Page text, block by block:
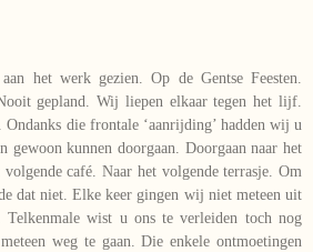
het werk gezien. Op de Gentse Feesten.
gepland. Wij liepen elkaar tegen het lijf.
die frontale ‘aanrijding’ hadden wij u
gewoon kunnen doorgaan. Doorgaan naar het
café. Naar het volgende terrasje. Om
dat niet. Elke keer gingen wij niet meteen uit
Telkenmale wist u ons te verleiden toch nog
weg te gaan. Die enkele ontmoetingen